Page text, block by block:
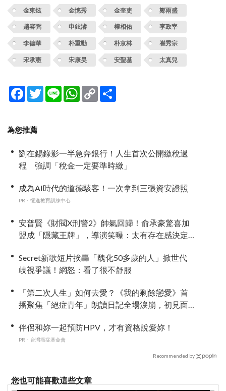
金東炫 金憓秀 金奎吏 鄭雨盛
趙容弼 申鉉濬 權相佑 李政宰
李德華 朴重勳 朴京林 崔秀宗
宋承憲 宋康昊 安聖基 太真兒
Facebook
TwitterLine WhatsApp
Copy
Link
為您推薦
劉在錫錄影一半急奔銀行！人生首次公開繳稅過
程 強調「稅金一定要準時繳」
成為AI時代的道德駭客！一次拿到三張資安證照
PR・恆逸教育訓練中心
安普賢《財閥X刑警2》帥氣回歸！俞承豪驚喜加
盟成「隱藏王牌」，導演笑曝：太有存在感決定
Secret新歌短片挨轟「醜化50多歲的人」掀世代
歧視爭議！網怒：看了很不舒服
「第二次人生」如何去愛？《我的剩餘戀愛》首
播聚焦「絕症青年」朗讀日記全場淚崩，初見面
伴侶和妳一起預防HPV，才有資格說愛妳！
PR・台灣癌症基金會
Recommended by
您也可能喜歡這些文章